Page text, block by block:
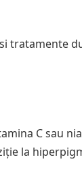
tratamente
C sau
la